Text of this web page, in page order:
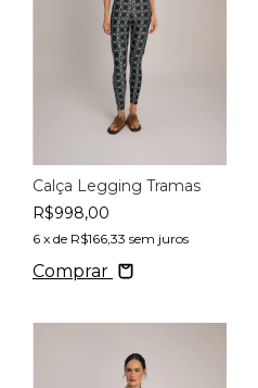
Calça Legging Tramas
R$998,00
6 x de R$166,33 sem juros
Comprar